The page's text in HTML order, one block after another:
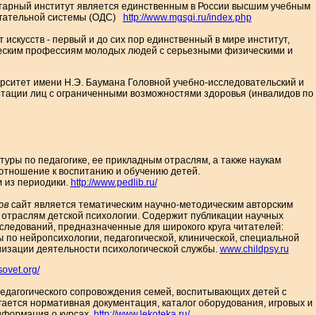
институт является единственным в России высшим учебным
системы (ОДС)
http://www.mgsgi.ru/index.php
- первый и до сих пор единственный в мире институт,
профессиям молодых людей с серьезными физическими и
имени Н.Э. Баумана Головной учебно-исследовательский и
лиц с ограниченными возможностями здоровья (инвалидов по
по педагогике, ее прикладным отраслям, а также наукам
к воспитанию и обучению детей.
из периодики. http://www.pedlib.ru/
сайт является тематическим научно-методическим авторским
детской психологии. Содержит публикации научных
предназначенные для широкого круга читателей:
нейропсихологии, педагогической, клинической, специальной
деятельности психологической службы. www.childpsy.ru
сопровождения семей, воспитывающих детей с
нормативная документация, каталог оборудования, игровых и